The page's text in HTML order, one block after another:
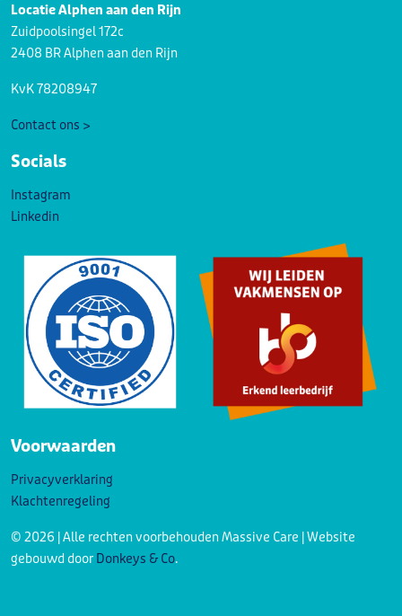
Locatie Alphen aan den Rijn
Zuidpoolsingel 172c
2408 BR Alphen aan den Rijn
KvK 78208947
Contact ons >
Socials
Instagram
Linkedin
Voorwaarden
Privacyverklaring
Klachtenregeling
© 2026 | Alle rechten voorbehouden Massive Care | Website
gebouwd door Donkeys & Co.